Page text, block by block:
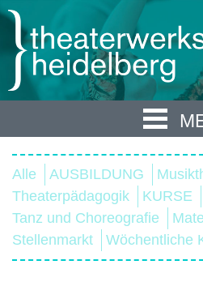
Alle AUSBILDUNG
Theaterpädagogik
KURSE
Tanz und Choreografie
Stellenmarkt
Wöchentliche